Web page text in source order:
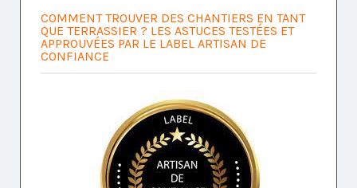
COMMENT TROUVER DES CHANTIERS EN TANT
QUE TERRASSIER ? LES ASTUCES TESTÉES ET
APPROUVÉES PAR LE LABEL ARTISAN DE
CONFIANCE